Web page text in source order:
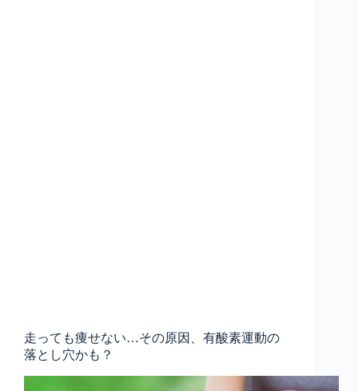
走っても痩せない…その原因、有酸素運動の
落とし穴かも？